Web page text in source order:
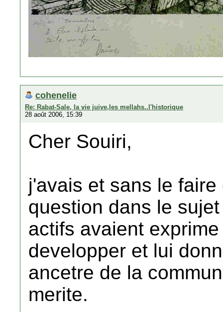
cohenelie
Re: Rabat-Sale, la vie juive,les mellahs..l'historique
28 août 2006, 15:39
Cher Souiri,
j'avais et sans le
question dans le
actifs avaient
developper et lui
ancetre de la
merite.